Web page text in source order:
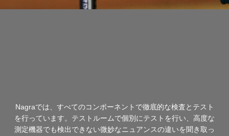
Nagraでは、すべてのコンポーネントで徹底的な検査とテスト
を行っています。テストルームで個別にテストを行い、高度な
測定機器でも検出できない微妙なニュアンスの違いを聞き取っ